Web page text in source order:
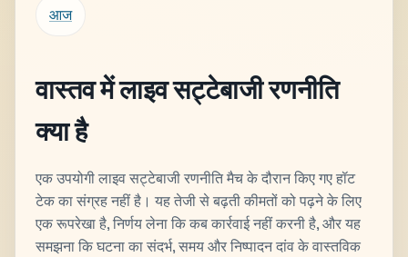
आज
वास्तव में लाइव सट्टेबाजी रणनीति
क्या है
एक उपयोगी लाइव सट्टेबाजी रणनीति मैच के दौरान किए गए हॉट
टेक का संग्रह नहीं है। यह तेजी से बढ़ती कीमतों को पढ़ने के लिए
एक रूपरेखा है, निर्णय लेना कि कब कार्रवाई नहीं करनी है, और यह
समझना कि घटना का संदर्भ, समय और निष्पादन दांव के वास्तविक